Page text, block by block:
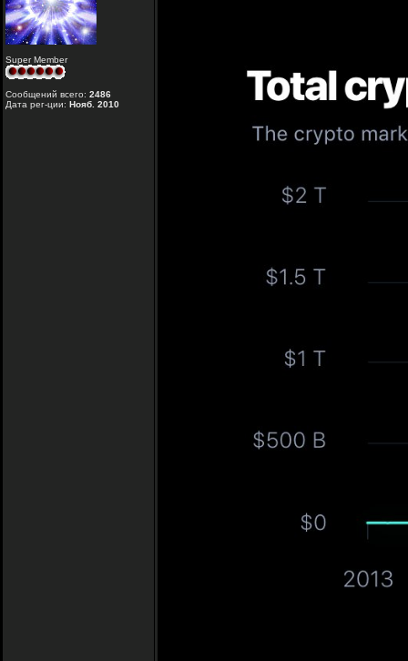
Super Member
Сообщений всего: 2486
Дата рег-ции: Нояб. 2010